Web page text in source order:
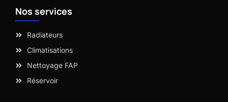
Nos services
Radiateurs
Climatisations
Nettoyage FAP
Réservoir